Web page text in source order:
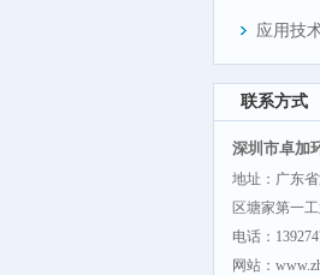
应用技
联系方式
深圳市卓加
地址：广东
区塘家第一
电话：
网站：